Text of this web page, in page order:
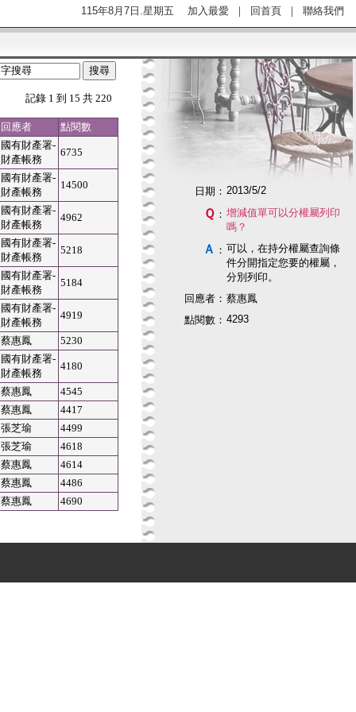
115年8月7日.星期五 加入最愛 ｜ 回首頁 ｜ 聯絡我們
記錄 1 到 15 共 220
回應者 點閱數
國有財產署-
財產帳務
6735
國有財產署-
財產帳務
14500
國有財產署-
財產帳務
4962
國有財產署-
財產帳務
5218
國有財產署-
財產帳務
5184
國有財產署-
財產帳務
4919
蔡惠鳳 5230
國有財產署-
財產帳務
4180
蔡惠鳳
4545
蔡惠鳳
4417
張芝瑜
4499
張芝瑜
4618
蔡惠鳳
4614
蔡惠鳳
4486
蔡惠鳳 4690
日期： 2013/5/2
Ｑ ： 增減值單可以分權屬列印
嗎？
Ａ ： 可以，在持分權屬查詢條
件分開指定您要的權屬，
分別列印。
回應者： 蔡惠鳳
點閱數： 4293